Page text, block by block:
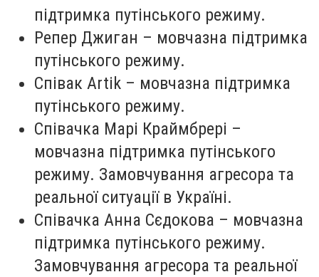
підтримка путінського режиму.
Репер Джиган – мовчазна підтримка
путінського режиму.
Співак Artik – мовчазна підтримка
путінського режиму.
Співачка Марі Краймбрері –
мовчазна підтримка путінського
режиму. Замовчування агресора та
реальної ситуації в Україні.
Співачка Анна Сєдокова – мовчазна
підтримка путінського режиму.
Замовчування агресора та реальної